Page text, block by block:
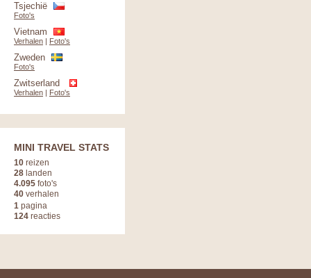
Tsjechië
Foto's
Vietnam
Verhalen | Foto's
Zweden
Foto's
Zwitserland
Verhalen | Foto's
MINI TRAVEL STATS
10 reizen
28 landen
4.095 foto's
40 verhalen
1 pagina
124 reacties